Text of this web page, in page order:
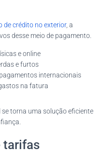
de crédito no exterior, a
desse meio de pagamento.
e online
e furtos
internacionais
na fatura
torna uma solução eficiente
tarifas